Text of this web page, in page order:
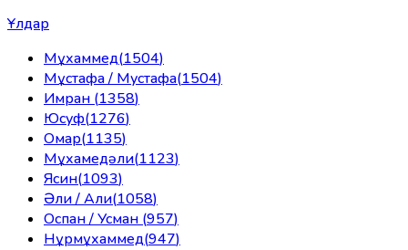
Ұлдар
Мұхаммед(1504)
Мұстафа / Мустафа(1504)
Имран (1358)
Юсуф(1276)
Омар(1135)
Мұхамедәли(1123)
Ясин(1093)
Әли / Али(1058)
Оспан / Усман (957)
Нұрмұхаммед(947)